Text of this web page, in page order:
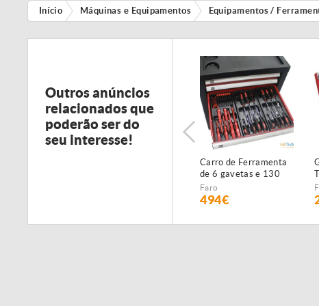
Início Máquinas e Equipamentos Equipamentos /
Outros anúncios
relacionados que
poderão ser do
seu interesse!
Carro de Ferramenta
de 6 gavetas e 130
peças - NOVO -
c/Garantia
Faro
494€